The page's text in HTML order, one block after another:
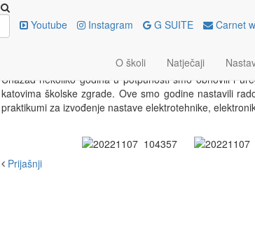
Youtube Instagram G SUITE Carnet
O školi Natječaji
UREĐEN NOVI TOALET
Unazad nekoliko godina u potpunosti smo obnovili i
katovima školske zgrade. Ove smo godine nastavili
praktikumi za izvođenje nastave elektrotehnike,
Prijašnji